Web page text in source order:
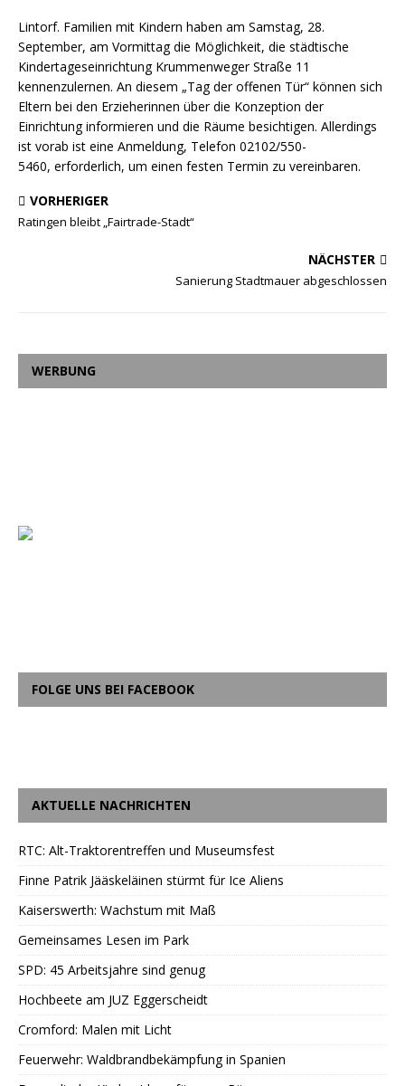
Lintorf. Familien mit Kindern haben am Samstag, 28.
September, am Vormittag die Möglichkeit, die städtische
Kindertageseinrichtung Krummenweger Straße 11
kennenzulernen. An diesem „Tag der offenen Tür“ können sich
Eltern bei den Erzieherinnen über die Konzeption der
Einrichtung informieren und die Räume besichtigen. Allerdings
ist vorab ist eine Anmeldung, Telefon 02102/550-
5460, erforderlich, um einen festen Termin zu vereinbaren.
VORHERIGER
Ratingen bleibt „Fairtrade-Stadt“
NÄCHSTER
Sanierung Stadtmauer abgeschlossen
WERBUNG
FOLGE UNS BEI FACEBOOK
AKTUELLE NACHRICHTEN
RTC: Alt-Traktorentreffen und Museumsfest
Finne Patrik Jääskeläinen stürmt für Ice Aliens
Kaiserswerth: Wachstum mit Maß
Gemeinsames Lesen im Park
SPD: 45 Arbeitsjahre sind genug
Hochbeete am JUZ Eggerscheidt
Cromford: Malen mit Licht
Feuerwehr: Waldbrandbekämpfung in Spanien